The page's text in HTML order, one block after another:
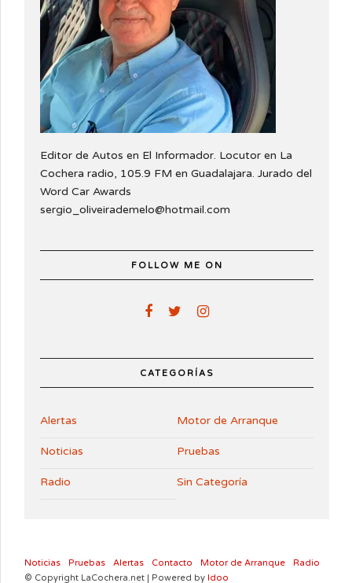
Editor de Autos en El Informador. Locutor en La
Cochera radio, 105.9 FM en Guadalajara. Jurado del
Word Car Awards
sergio_oliveirademelo@hotmail.com
FOLLOW ME ON
CATEGORÍAS
Alertas Motor de Arranque
Noticias Pruebas
Radio Sin Categoría
Noticias Pruebas Alertas Contacto Motor de Arranque
Radio
© Copyright LaCochera.net | Powered by Idoo